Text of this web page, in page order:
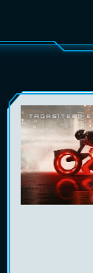
FILMID
KONVERENTS